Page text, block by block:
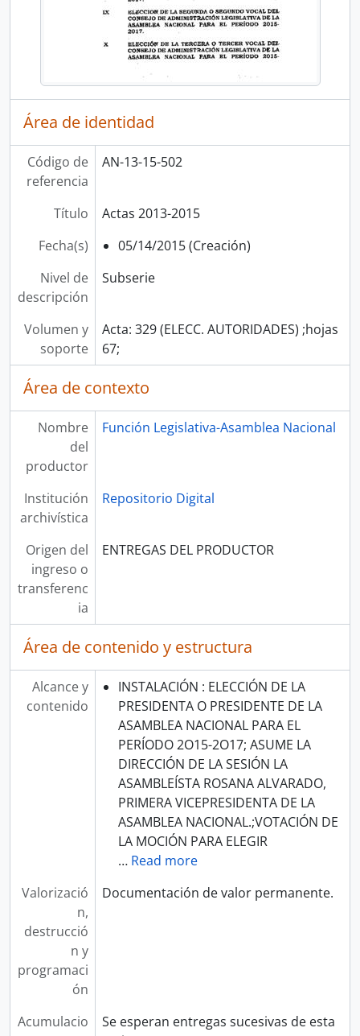
Área de identidad
Código de
referencia
AN-13-15-502
Título
Actas 2013-2015
Fecha(s)
05/14/2015 (Creación)
Nivel de
descripción
Subserie
Volumen y
soporte
Acta: 329 (ELECC. AUTORIDADES) ;hojas
67;
Área de contexto
Nombre
del
productor
Función Legislativa-Asamblea Nacional
Institución
archivística
Repositorio Digital
Origen del
ingreso o
transferenc
ia
ENTREGAS DEL PRODUCTOR
Área de contenido y estructura
Alcance y
contenido
INSTALACIÓN : ELECCIÓN DE LA
PRESIDENTA O PRESIDENTE DE LA
ASAMBLEA NACIONAL PARA EL
PERÍODO 2O15-2O17; ASUME LA
DIRECCIÓN DE LA SESIÓN LA
ASAMBLEÍSTA ROSANA ALVARADO,
PRIMERA VICEPRESIDENTA DE LA
ASAMBLEA NACIONAL.;VOTACIÓN DE
LA MOCIÓN PARA ELEGIR
… Read more
Valorizació
n,
destrucció
n y
programaci
ón
Documentación de valor permanente.
Acumulacio
Se esperan entregas sucesivas de esta